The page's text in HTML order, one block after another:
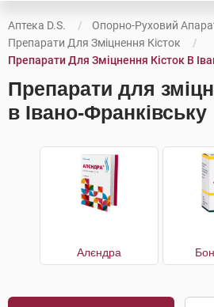
Аптека D.S.
Опорно-Руховий
Препарати Для Зміцнення Кісток
Препарати Для Зміцнення Кісток В
Препарати для
в Івано-Франківську
Алєндра